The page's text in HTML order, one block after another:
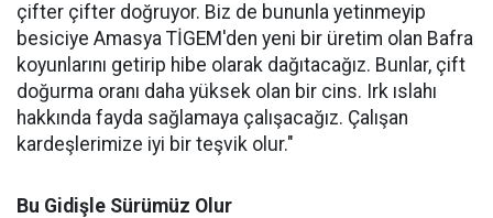
çifter çifter doğruyor. Biz de bununla yetinmeyip
besiciye Amasya TİGEM'den yeni bir üretim olan Bafra
koyunlarını getirip hibe olarak dağıtacağız. Bunlar, çift
doğurma oranı daha yüksek olan bir cins. Irk ıslahı
hakkında fayda sağlamaya çalışacağız. Çalışan
kardeşlerimize iyi bir teşvik olur."
Bu Gidişle Sürümüz Olur